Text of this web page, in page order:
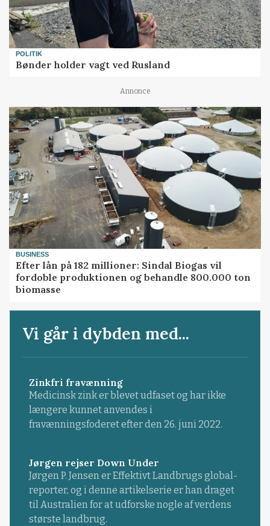
POLITIK
Bønder holder vagt ved Rusland
Annonce
BUSINESS
Efter lån på 182 millioner: Sindal Biogas vil
fordoble produktionen og behandle 800.000 ton
biomasse
Vi går i dybden med...
Zinkfri fravænning
Medicinsk zink er blevet udfaset og har ikke
længere kunnet anvendes i
fravænningsfoderet efter den 26. juni 2022.
Jørgen rejser Down Under
Jørgen P. Jensen er Effektivt Landbrugs global-
reporter, og i denne artikelserie er han draget
til Australien for at udforske nogle af verdens
største landbrug.